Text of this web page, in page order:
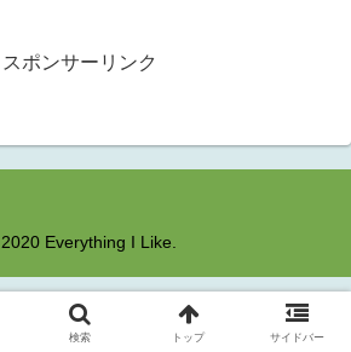
スポンサーリンク
Everything I Like.
検索 トップ サイドバー